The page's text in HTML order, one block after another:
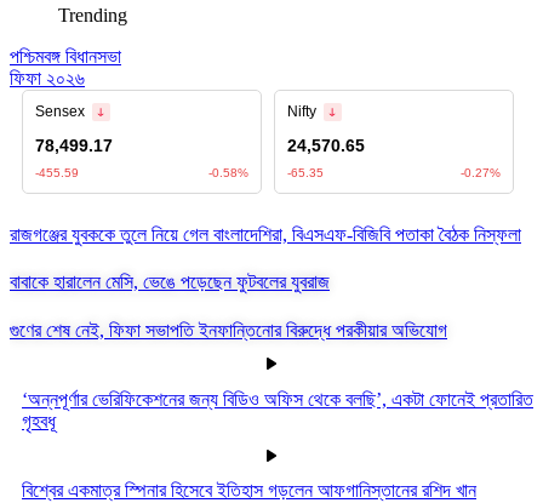
Trending
পশ্চিমবঙ্গ বিধানসভা
ফিফা ২০২৬
রাজগঞ্জের যুবককে তুলে নিয়ে গেল বাংলাদেশিরা, বিএসএফ-বিজিবি পতাকা বৈঠক নিস্ফলা
বাবাকে হারালেন মেসি, ভেঙে পড়েছেন ফুটবলের যুবরাজ
গুণের শেষ নেই, ফিফা সভাপতি ইনফান্তিনোর বিরুদ্ধে পরকীয়ার অভিযোগ
‘অন্নপূর্ণার ভেরিফিকেশনের জন্য বিডিও অফিস থেকে বলছি’, একটা ফোনেই প্রতারিত
গৃহবধূ
বিশ্বের একমাত্র স্পিনার হিসেবে ইতিহাস গড়লেন আফগানিস্তানের রশিদ খান